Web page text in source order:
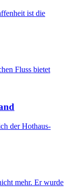
ist die
Fluss bietet
der Hothaus-
mehr. Er wurde